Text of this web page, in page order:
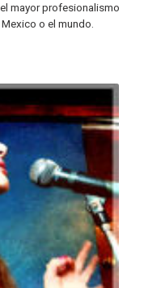
mayor profesionalismo
o el mundo.